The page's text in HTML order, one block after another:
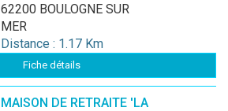
62200 BOULOGNE SUR
MER
Distance : 1.17 Km
Fiche détails
MAISON DE RETRAITE 'LA